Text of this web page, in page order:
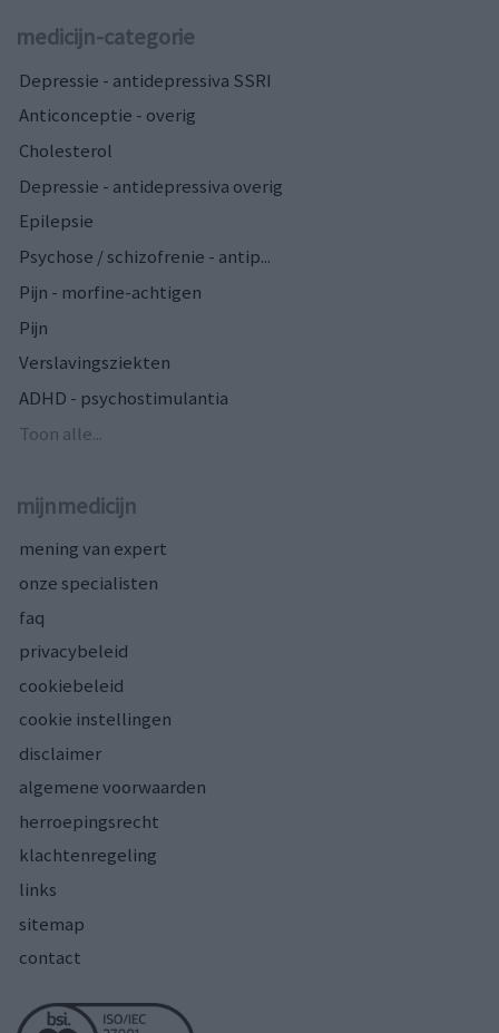
medicijn-categorie
Depressie - antidepressiva SSRI
Anticonceptie - overig
Cholesterol
Depressie - antidepressiva overig
Epilepsie
Psychose / schizofrenie - antip...
Pijn - morfine-achtigen
Pijn
Verslavingsziekten
ADHD - psychostimulantia
Toon alle...
mijnmedicijn
mening van expert
onze specialisten
faq
privacybeleid
cookiebeleid
cookie instellingen
disclaimer
algemene voorwaarden
herroepingsrecht
klachtenregeling
links
sitemap
contact